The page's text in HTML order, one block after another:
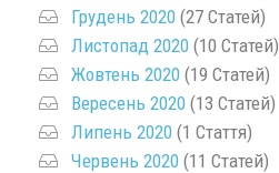
Грудень 2020 (27 Статей)
Листопад 2020 (10 Статей)
Жовтень 2020 (19 Статей)
Вересень 2020 (13 Статей)
Липень 2020 (1 Стаття)
Червень 2020 (11 Статей)